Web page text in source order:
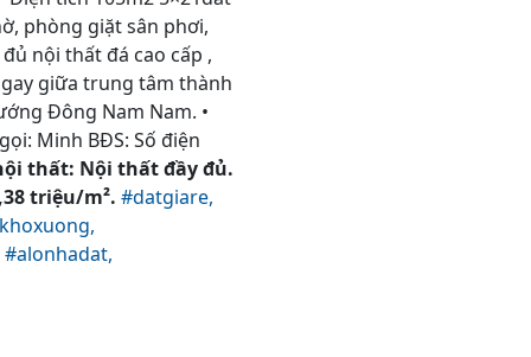
phòng giặt sân phơi,
nội thất đá cao cấp ,
giữa trung tâm thành
Đông Nam Nam. •
Minh BĐS: Số điện
thất: Nội thất đầy đủ.
triệu/m². #datgiare,
#alonhadat,